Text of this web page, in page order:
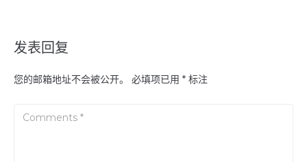
发表回复
您的邮箱地址不会被公开。 必填项已用 * 标注